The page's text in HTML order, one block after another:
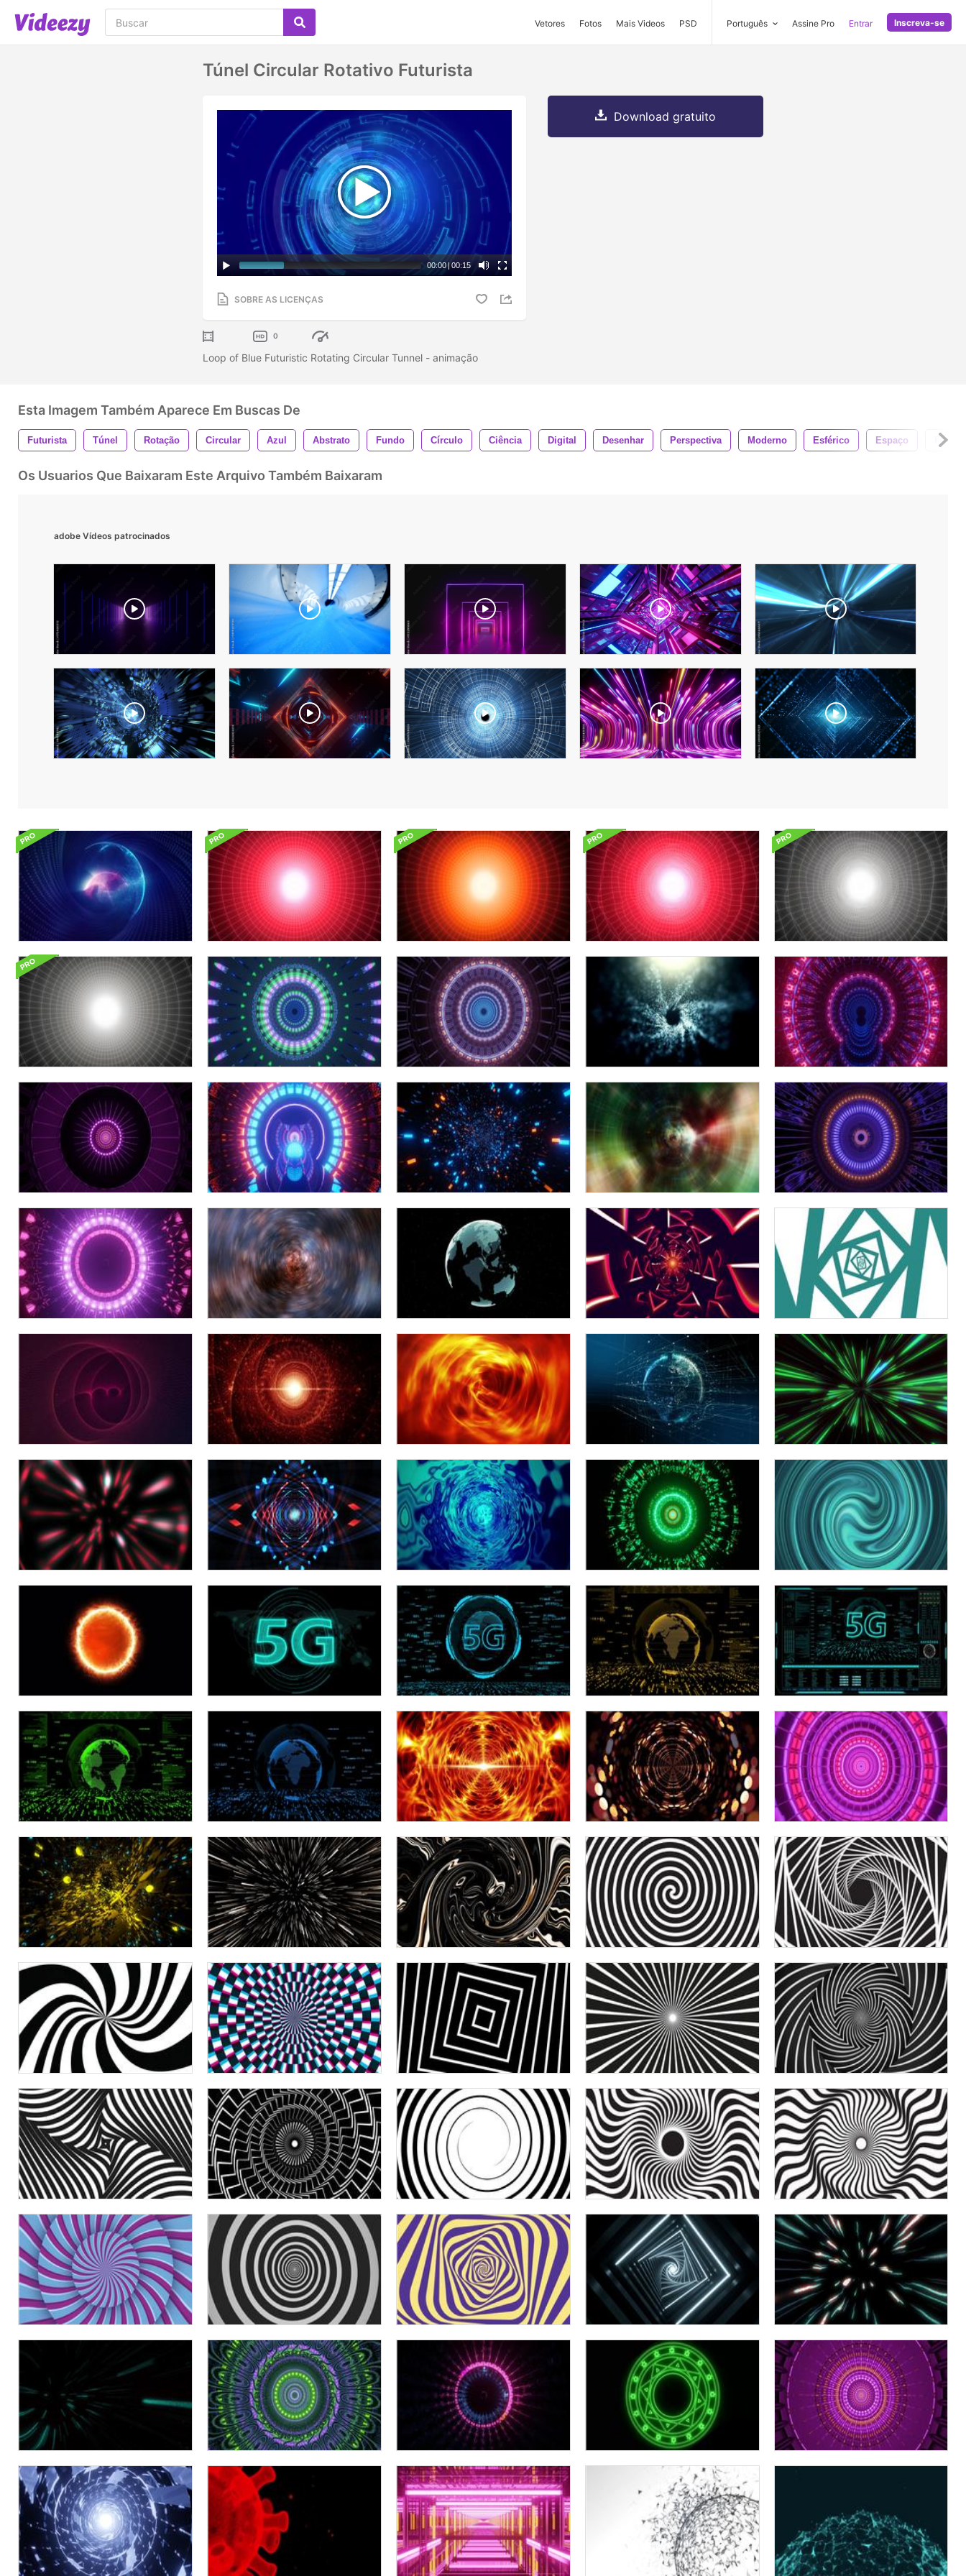
Vetores Fotos Mais Videos PSD Português Assine Pro Entrar Inscreva-se
Túnel Circular Rotativo Futurista
00:00 |00:15
SOBRE AS LICENÇAS
0
Loop of Blue Futuristic Rotating Circular Tunnel - animação
Download gratuito
Esta Imagem Também Aparece Em Buscas De
Futurista Túnel Rotação Circular Azul Abstrato Fundo Círculo Ciência Digital Desenhar Perspectiva Moderno Esférico Espaço Futuro
Os Usuarios Que Baixaram Este Arquivo Também Baixaram
adobe Vídeos patrocinados